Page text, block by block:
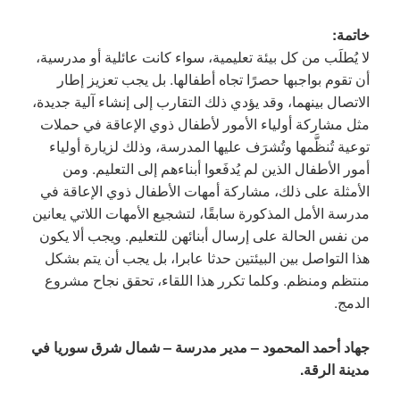
خاتمة:
لا يُطلَب من كل بيئة تعليمية، سواء كانت عائلية أو مدرسية،
أن تقوم بواجبها حصرًا تجاه أطفالها. بل يجب تعزيز إطار
الاتصال بينهما، وقد يؤدي ذلك التقارب إلى إنشاء آلية جديدة،
مثل مشاركة أولياء الأمور لأطفال ذوي الإعاقة في حملات
توعية تُنظَّمها وتُشرَف عليها المدرسة، وذلك لزيارة أولياء
أمور الأطفال الذين لم يُدفَعوا أبناءهم إلى التعليم. ومن
الأمثلة على ذلك، مشاركة أمهات الأطفال ذوي الإعاقة في
مدرسة الأمل المذكورة سابقًا، لتشجيع الأمهات اللاتي يعانين
من نفس الحالة على إرسال أبنائهن للتعليم. ويجب ألا يكون
هذا التواصل بين البيئتين حدثا عابرا، بل يجب أن يتم بشكل
منتظم ومنظم. وكلما تكرر هذا اللقاء، تحقق نجاح مشروع
الدمج.
جهاد أحمد المحمود – مدير مدرسة – شمال شرق سوريا في
مدينة الرقة.